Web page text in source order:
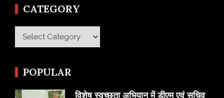
CATEGORY
Category
POPULAR
विशेष स्वच्छता अभियान में डीएम एवं सचिव